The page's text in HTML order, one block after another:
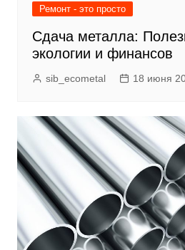
Ремонт - это просто
Сдача металла:
экологии и финансов
sib_ecometal 18 июня